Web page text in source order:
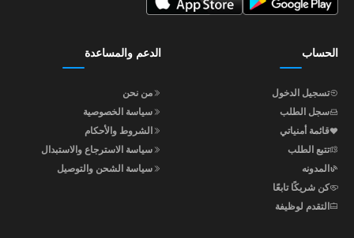
الحساب
تسجيل الدخول
سجل الطلب
قائمة أمنياتي
تتبع الطلب
المدونه
كن شريكًا تابعًا
التقدم لوظيفة
الدعم والمساعدة
من نحن
سياسة الخصوصية
الشروط والأحكام
سياسة الاسترجاع والاستبدال
سياسة الشحن والتوصيل